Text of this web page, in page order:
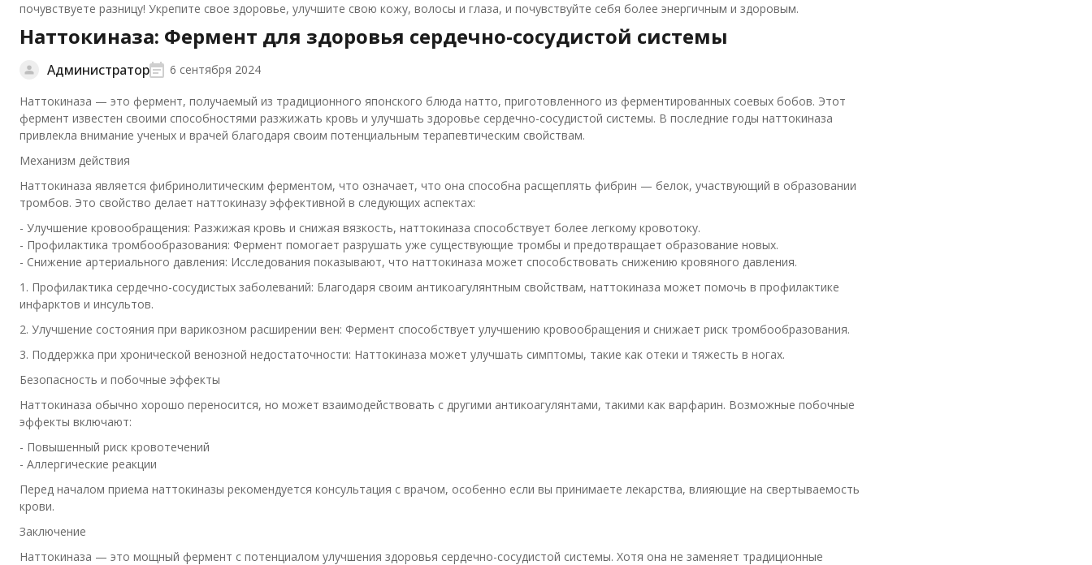
почувствуете разницу! Укрепите свое здоровье, улучшите свою кожу, волосы и глаза, и почувствуйте себя более энергичным и здоровым.
Наттокиназа: Фермент для здоровья сердечно-сосудистой системы
Администратор 6 сентября 2024
Наттокиназа — это фермент, получаемый из традиционного японского блюда натто, приготовленного из ферментированных соевых бобов. Этот
фермент известен своими способностями разжижать кровь и улучшать здоровье сердечно-сосудистой системы. В последние годы наттокиназа
привлекла внимание ученых и врачей благодаря своим потенциальным терапевтическим свойствам.
Механизм действия
Наттокиназа является фибринолитическим ферментом, что означает, что она способна расщеплять фибрин — белок, участвующий в образовании
тромбов. Это свойство делает наттокиназу эффективной в следующих аспектах:
- Улучшение кровообращения: Разжижая кровь и снижая вязкость, наттокиназа способствует более легкому кровотоку.
- Профилактика тромбообразования: Фермент помогает разрушать уже существующие тромбы и предотвращает образование новых.
- Снижение артериального давления: Исследования показывают, что наттокиназа может способствовать снижению кровяного давления.
1. Профилактика сердечно-сосудистых заболеваний: Благодаря своим антикоагулянтным свойствам, наттокиназа может помочь в профилактике
инфарктов и инсультов.
2. Улучшение состояния при варикозном расширении вен: Фермент способствует улучшению кровообращения и снижает риск тромбообразования.
3. Поддержка при хронической венозной недостаточности: Наттокиназа может улучшать симптомы, такие как отеки и тяжесть в ногах.
Безопасность и побочные эффекты
Наттокиназа обычно хорошо переносится, но может взаимодействовать с другими антикоагулянтами, такими как варфарин. Возможные побочные
эффекты включают:
- Повышенный риск кровотечений
- Аллергические реакции
Перед началом приема наттокиназы рекомендуется консультация с врачом, особенно если вы принимаете лекарства, влияющие на свертываемость
крови.
Заключение
Наттокиназа — это мощный фермент с потенциалом улучшения здоровья сердечно-сосудистой системы. Хотя она не заменяет традиционные